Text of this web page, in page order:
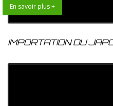
En savoir plus +
IMPORTATION DU